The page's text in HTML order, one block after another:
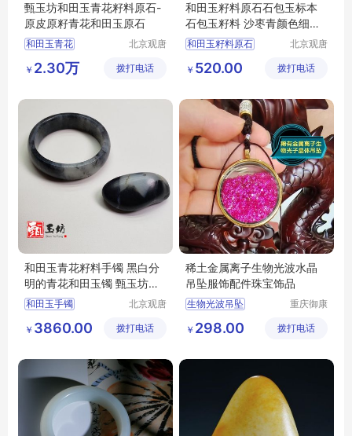
甄玉坊和田玉青花籽料原石-
原皮原籽青花和田玉原石
和田玉青花
和田玉籽料原石
甄玉坊和田玉
北京观唐
有限公司
￥ 2.30万 拨打电话
和田玉籽料原石石包玉标本
石包玉籽料 沙枣青颜色细度
过灯
和田玉籽料原石
和田玉沙枣青
和田玉
北京观唐
有限公司
￥ 520.00 拨打电话
和田玉青花籽料手镯 黑白分
明的青花和田玉镯 甄玉坊籽
料玉手镯
和田玉手镯
青花和田玉手镯
甄玉坊和田玉
北京观唐
有限公司
￥ 3860.00 拨打电话
稀土金属离子生物光波水晶
吊坠服饰配件珠宝饰品
生物光波吊坠
稀土光波吊坠
重庆御康
术有限公
￥ 298.00 拨打电话